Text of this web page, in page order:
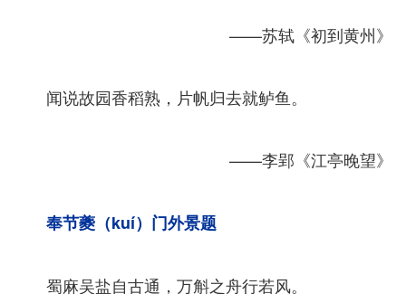
——苏轼《初到黄州》
闻说故园香稻熟，片帆归去就鲈鱼。
——李郢《江亭晚望》
奉节夔（kuí）门外景题
蜀麻吴盐自古通，万斛之舟行若风。